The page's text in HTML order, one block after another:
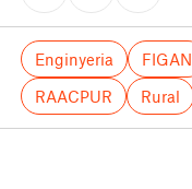
Enginyeria FIGAN
RAACPUR
Rural